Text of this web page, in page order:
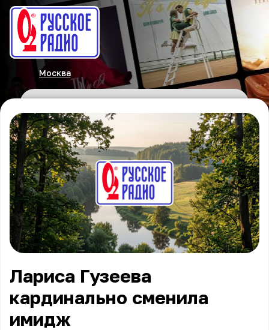
Москва
Лариса Гузеева
кардинально сменила
имидж